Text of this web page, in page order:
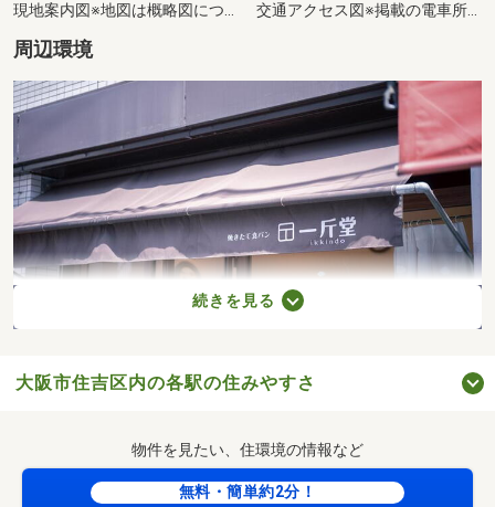
現地案内図※地図は概略図につき、省略されている施設・道路があります。 交通アクセス図※掲載の電車所要時間はOsaka Metro御堂筋線「長居」駅からのものとなります。
周辺環境
続きを見る
大阪市住吉区内の各駅の住みやすさ
物件を見たい、住環境の情報など
無料・簡単約2分！